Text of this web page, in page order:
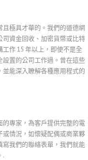
極具才華的。我們的道德網
資金回收、加密貨幣或比特
作 15 年以上，即使不是全
置的公司工作過。曾在這些
能深入瞭解各種應用程式的
專家，為客戶提供完整的電
情況，如懷疑配偶或商業夥
我們的聯絡表單，我們就能
.